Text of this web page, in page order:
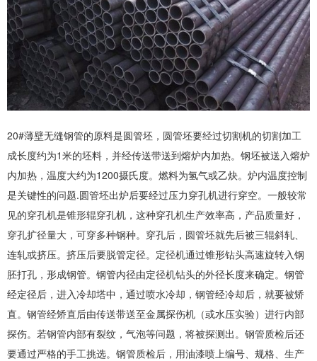
20#薄壁无缝钢管的原料是圆管坯，圆管坯要经过切割机的切割加工
成长度约为1米的坯料，并经传送带送到熔炉内加热。钢坯被送入熔炉
内加热，温度大约为1200摄氏度。燃料为氢气或乙炔。炉内温度控制
是关键性的问题.圆管坯出炉后要经过压力穿孔机进行穿空。一般较常
见的穿孔机是锥形辊穿孔机，这种穿孔机生产效率高，产品质量好，
穿孔扩径量大，可穿多种钢种。穿孔后，圆管坯就先后被三辊斜轧、
连轧或挤压。挤压后要脱管定径。定径机通过锥形钻头高速旋转入钢
胚打孔，形成钢管。钢管内径由定径机钻头的外径长度来确定。钢管
经定径后，进入冷却塔中，通过喷水冷却，钢管经冷却后，就要被矫
直。钢管经矫直后由传送带送至金属探伤机（或水压实验）进行内部
探伤。若钢管内部有裂纹，气泡等问题，将被探测出。钢管质检后还
要通过严格的手工挑选。钢管质检后，用油漆喷上编号、规格、生产